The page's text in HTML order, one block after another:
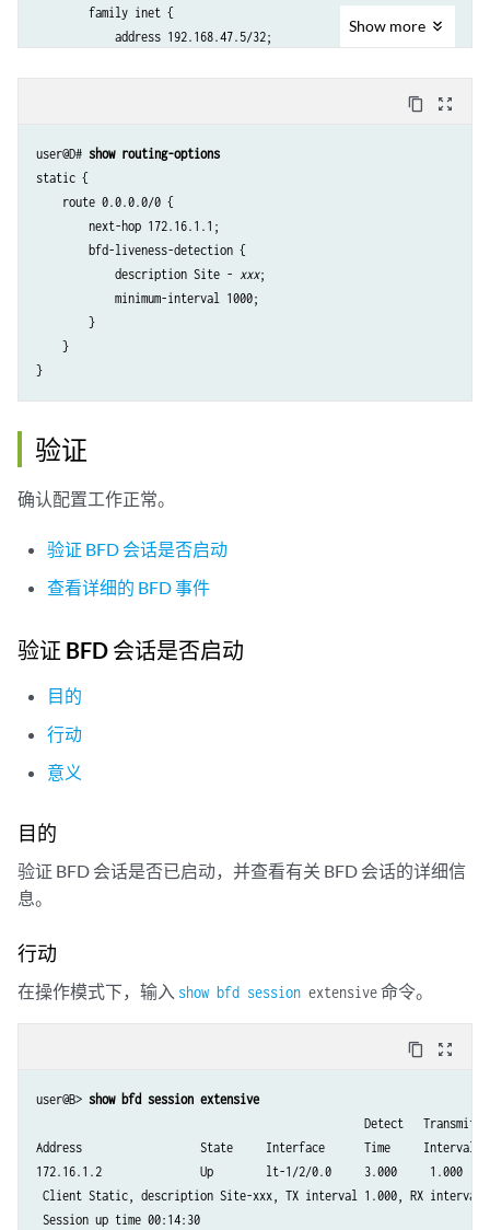
        family inet {
            address 192.168.47.5/32;
Show more
content_copy zoom_out_map
user@D# show routing-options
static {
    route 0.0.0.0/0 {
        next-hop 172.16.1.1;
        bfd-liveness-detection {
            description Site -
xxx;
            minimum-interval 1000;
        }
    }
验证
确认配置工作正常。
验证 BFD 会话是否启动
查看详细的 BFD 事件
验证 BFD 会话是否启动
目的
行动
意义
目的
验证 BFD 会话是否已启动，并查看有关 BFD 会话的详细信
息。
行动
在操作模式下，输入 show bfd session extensive命令。
content_copy zoom_out_map
user@B> show bfd session extensive
                                                  Detect   Transmit
Address                  State     Interface      Time     Interval
172.16.1.2               Up        lt-1/2/0.0     3.000
Client Static, description Site-xxx, TX interval 1.000, RX interval
Session up time 00:14:30